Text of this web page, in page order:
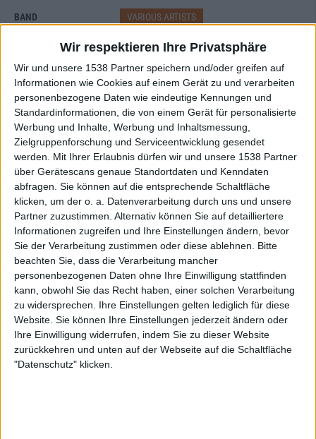
Wir respektieren Ihre Privatsphäre
Wir und unsere 1538 Partner speichern und/oder greifen auf
Informationen wie Cookies auf einem Gerät zu und verarbeiten
personenbezogene Daten wie eindeutige Kennungen und
Standardinformationen, die von einem Gerät für personalisierte
Werbung und Inhalte, Werbung und Inhaltsmessung,
Zielgruppenforschung und Serviceentwicklung gesendet
werden.
Mit Ihrer Erlaubnis dürfen wir und unsere 1538 Partner
über Gerätescans genaue Standortdaten und Kenndaten
abfragen. Sie können auf die entsprechende Schaltfläche
klicken, um der o. a. Datenverarbeitung durch uns und unsere
Partner zuzustimmen. Alternativ können Sie auf detailliertere
Informationen zugreifen und Ihre Einstellungen ändern, bevor
Sie der Verarbeitung zustimmen oder diese ablehnen.
Bitte
beachten Sie, dass die Verarbeitung mancher
personenbezogenen Daten ohne Ihre Einwilligung stattfinden
kann, obwohl Sie das Recht haben, einer solchen Verarbeitung
zu widersprechen. Ihre Einstellungen gelten lediglich für diese
Website. Sie können Ihre Einstellungen jederzeit ändern oder
Ihre Einwilligung widerrufen, indem Sie zu dieser Website
zurückkehren und unten auf der Webseite auf die Schaltfläche
"Datenschutz" klicken.
BAND VARIOUS ARTISTS
—
USER-WERTUNG
GIB DIE ERSTE WERTUNG AB!
STILE
ANZAHL SONGS
16
SPIELDAUER
71:25
RELEASE
2005-01-23
LABEL
ANDRE H. MÜLLER, ACHSLENSTRASSE 5,
9016 ST. GALLEN, SCHWEIZ